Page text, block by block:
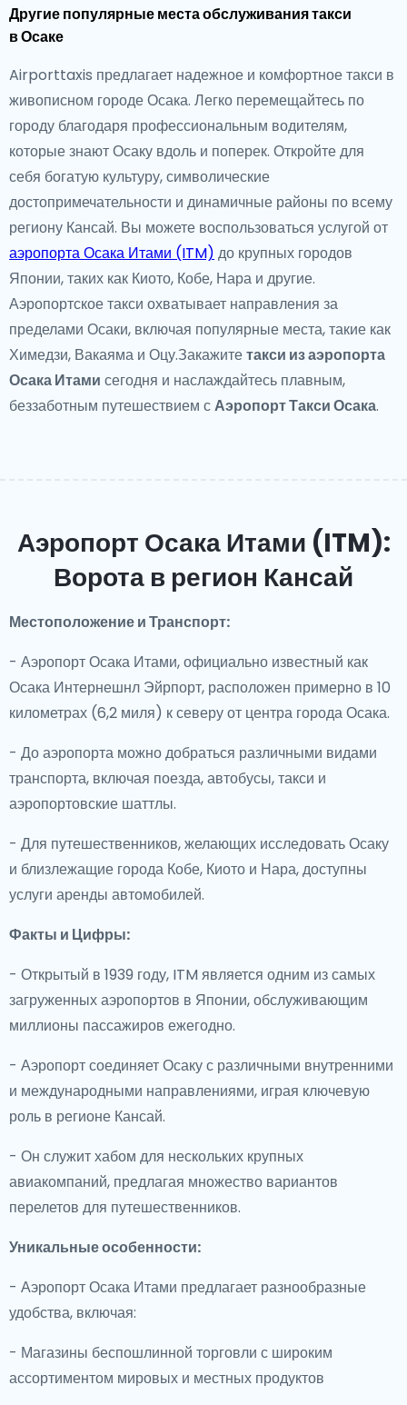
Другие популярные места обслуживания такси
в Осаке
Airporttaxis предлагает надежное и комфортное такси в
живописном городе Осака. Легко перемещайтесь по
городу благодаря профессиональным водителям,
которые знают Осаку вдоль и поперек. Откройте для
себя богатую культуру, символические
достопримечательности и динамичные районы по всему
региону Кансай. Вы можете воспользоваться услугой от
аэропорта Осака Итами (ITM) до крупных городов
Японии, таких как Киото, Кобе, Нара и другие.
Аэропортское такси охватывает направления за
пределами Осаки, включая популярные места, такие как
Химедзи, Вакаяма и Оцу.Закажитетакси из аэропорта
Осака Итами сегодня и наслаждайтесь плавным,
беззаботным путешествием сАэропорт Такси Осака.
Аэропорт Осака Итами (ITM):
Ворота в регион Кансай
Местоположение и Транспорт:
- Аэропорт Осака Итами, официально известный как
Осака Интернешнл Эйрпорт, расположен примерно в 10
километрах (6,2 миля) к северу от центра города Осака.
- До аэропорта можно добраться различными видами
транспорта, включая поезда, автобусы, такси и
аэропортовские шаттлы.
- Для путешественников, желающих исследовать Осаку
и близлежащие города Кобе, Киото и Нара, доступны
услуги аренды автомобилей.
Факты и Цифры:
- Открытый в 1939 году, ITM является одним из самых
загруженных аэропортов в Японии, обслуживающим
миллионы пассажиров ежегодно.
- Аэропорт соединяет Осаку с различными внутренними
и международными направлениями, играя ключевую
роль в регионе Кансай.
- Он служит хабом для нескольких крупных
авиакомпаний, предлагая множество вариантов
перелетов для путешественников.
Уникальные особенности:
- Аэропорт Осака Итами предлагает разнообразные
удобства, включая:
- Магазины беспошлинной торговли с широким
ассортиментом мировых и местных продуктов